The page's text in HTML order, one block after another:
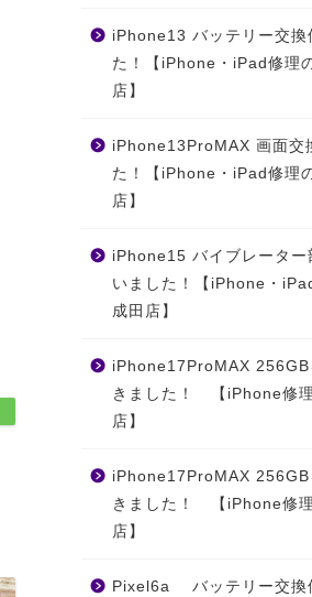
iPhone13 バッテリー交換
た！【iPhone・iPad修理
店】
iPhone13ProMAX 画面交
た！【iPhone・iPad修理
店】
iPhone15 バイブレーター
いました！【iPhone・
成田店】
iPhone17ProMAX 256GB
きました！ 【iPhone修
店】
iPhone17ProMAX 256GB
きました！ 【iPhone修
店】
Pixel6a バッテリー交換